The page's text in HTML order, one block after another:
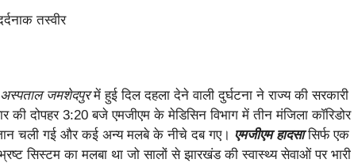
अस्पताल जमशेदपुरमें हुई दिल दहला देने वाली दुर्घटना ने राज्य की सरकारी
की दोपहर 3:20 बजे एमजीएम के मेडिसिन विभाग में तीन मंजिला कॉरिडोर
चली गई और कई अन्य मलबे के नीचे दब गए। एमजीएम हादसासिर्फ एक
सिस्टम का मलबा था जो सालों से झारखंड की स्वास्थ्य सेवाओं पर भारी